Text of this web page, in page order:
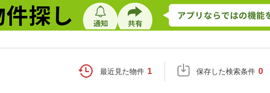
最近見た物件 1 保存した検索条件 0